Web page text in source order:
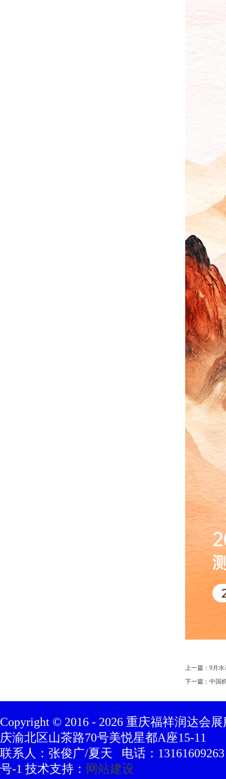
上一篇： 9月水
下一篇： 中国
Copyright © 2016 - 2026 重庆福祥润达会
庆渝北区山茶路70号美悦星都A座15-11
联系人：张俊广/夏天 电话：
号-1 技术支持： 网站建设